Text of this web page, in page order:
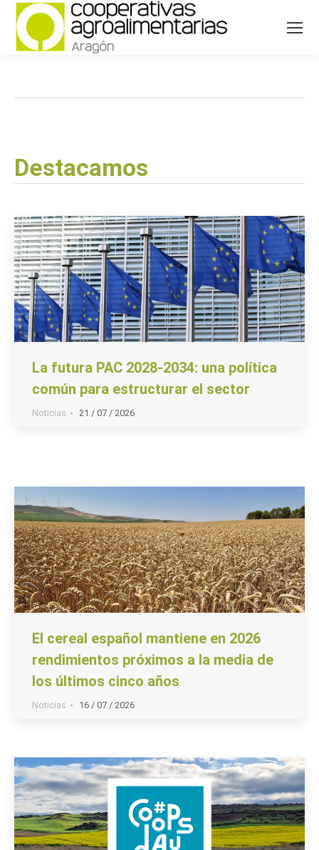
Destacamos
La futura PAC 2028-2034: una política
común para estructurar el sector
Noticias 21 / 07 / 2026
El cereal español mantiene en 2026
rendimientos próximos a la media de
los últimos cinco años
Noticias 16 / 07 / 2026